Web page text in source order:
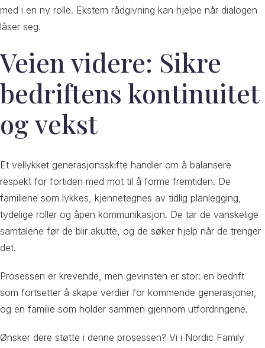
med i en ny rolle. Ekstern rådgivning kan hjelpe når dialogen
låser seg.
Veien videre: Sikre
bedriftens kontinuitet
og vekst
Et vellykket generasjonsskifte handler om å balansere
respekt for fortiden med mot til å forme fremtiden. De
familiene som lykkes, kjennetegnes av tidlig planlegging,
tydelige roller og åpen kommunikasjon. De tar de vanskelige
samtalene før de blir akutte, og de søker hjelp når de trenger
det.
Prosessen er krevende, men gevinsten er stor: en bedrift
som fortsetter å skape verdier for kommende generasjoner,
og en familie som holder sammen gjennom utfordringene.
Ønsker dere støtte i denne prosessen? Vi i Nordic Family